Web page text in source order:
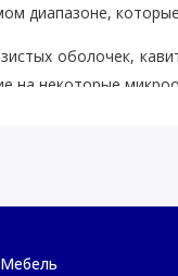
диапазоне,
оболочек,
на некоторые
Мебель